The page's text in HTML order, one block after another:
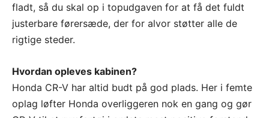
fladt, så du skal op i topudgaven for at få det fuldt
justerbare førersæde, der for alvor støtter alle de
rigtige steder.
Hvordan opleves kabinen?
Honda CR-V har altid budt på god plads. Her i femte
oplag løfter Honda overliggeren nok en gang og gør